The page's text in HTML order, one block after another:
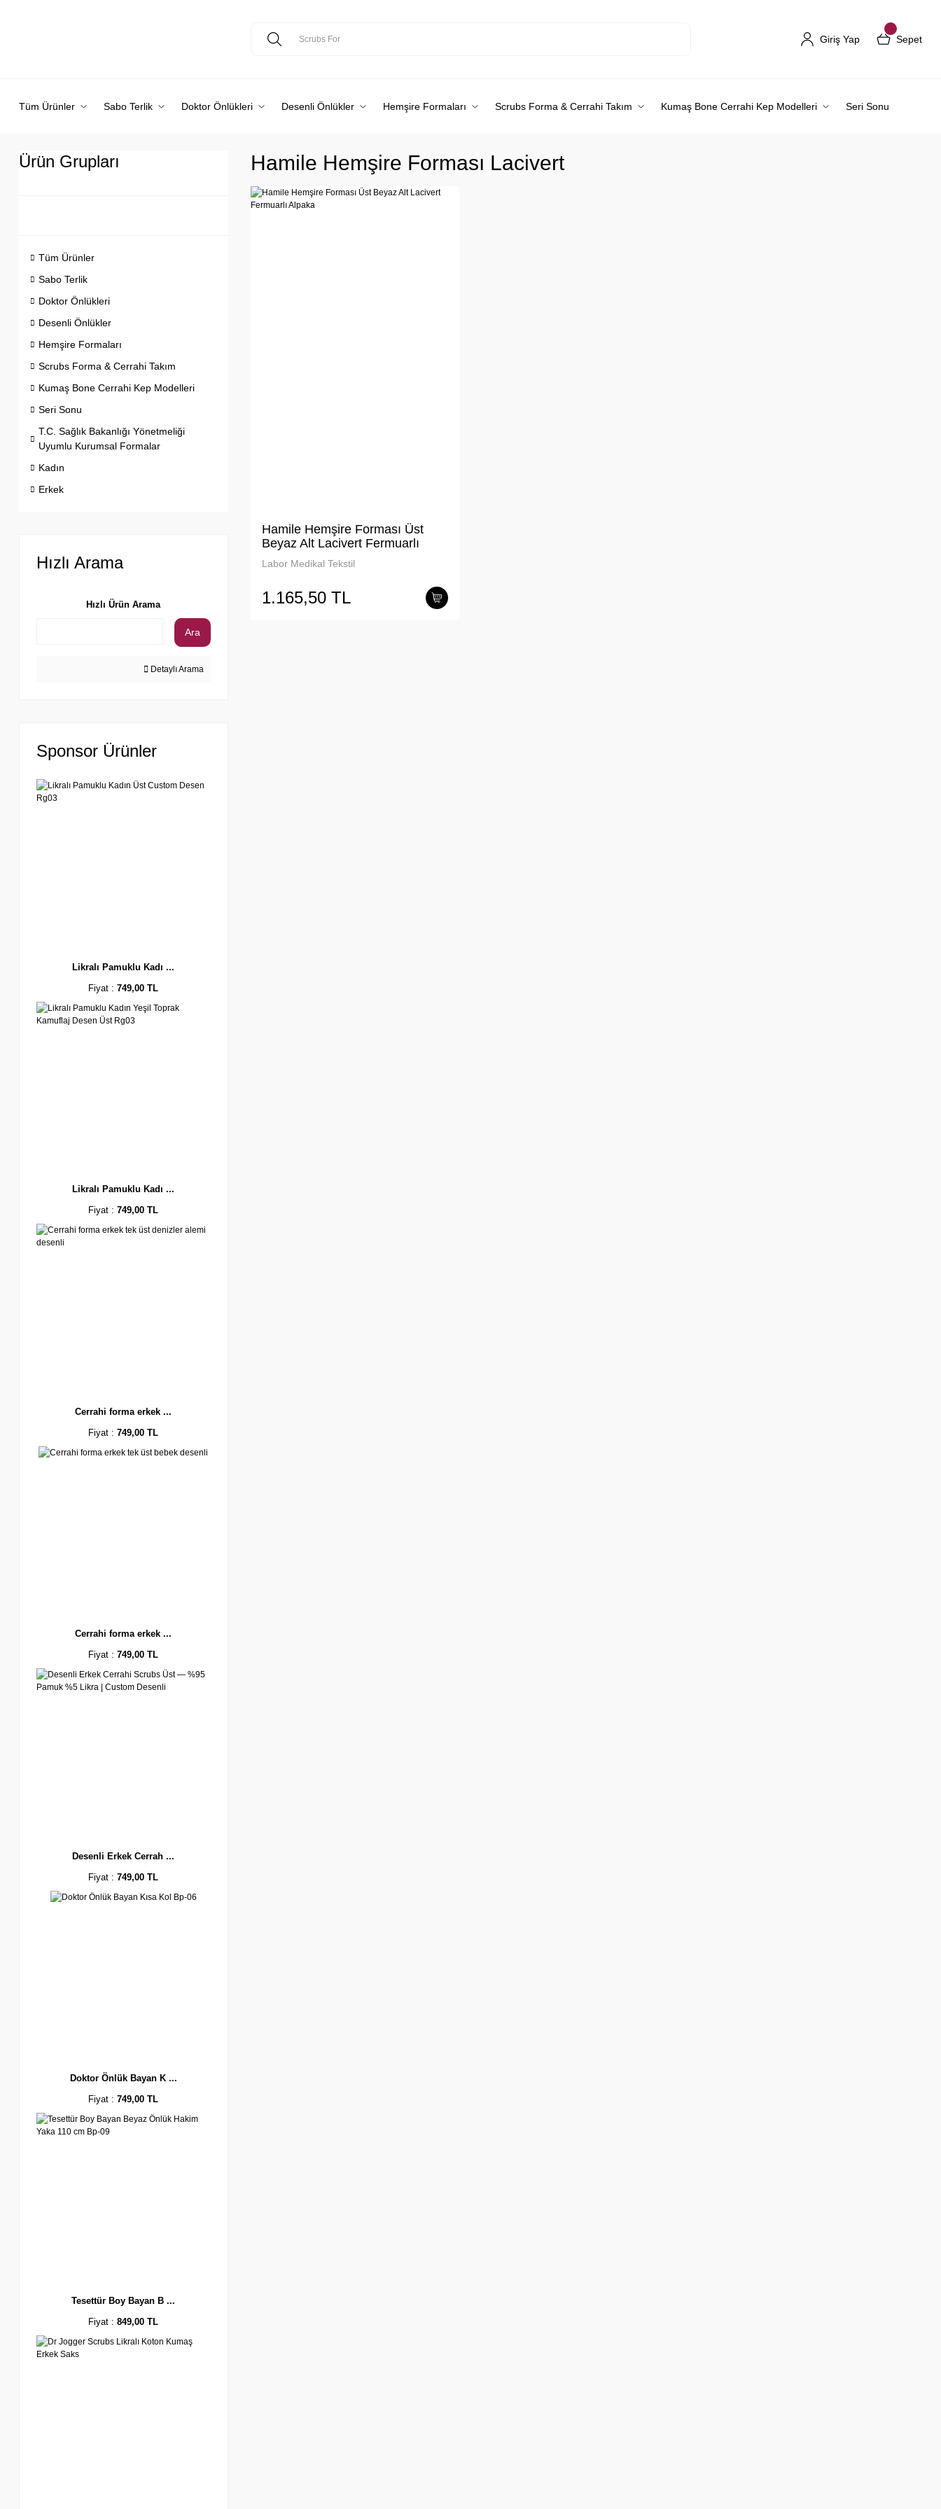
Giriş Yap Sepet
Tüm Ürünler Sabo Terlik Doktor Önlükleri Desenli Önlükler Hemşire Formaları Scrubs Forma & Cerrahi Takım Kumaş Bone Cerrahi Kep Modelleri Seri Sonu
Ürün Grupları
Tüm Ürünler
Sabo Terlik
Doktor Önlükleri
Desenli Önlükler
Hemşire Formaları
Scrubs Forma & Cerrahi Takım
Kumaş Bone Cerrahi Kep Modelleri
Seri Sonu
T.C. Sağlık Bakanlığı Yönetmeliği
Uyumlu Kurumsal Formalar
Kadın
Erkek
Hızlı Arama
Hızlı Ürün Arama
Ara
Detaylı Arama
Sponsor Ürünler
Likralı Pamuklu Kadı ...
Fiyat :749,00 TL
Likralı Pamuklu Kadı ...
Fiyat :749,00 TL
Cerrahi forma erkek ...
Fiyat :749,00 TL
Cerrahi forma erkek ...
Fiyat :749,00 TL
Desenli Erkek Cerrah ...
Fiyat :749,00 TL
Doktor Önlük Bayan K ...
Fiyat :749,00 TL
Tesettür Boy Bayan B ...
Fiyat :849,00 TL
Hamile Hemşire Forması Lacivert
Hamile Hemşire Forması Üst
Beyaz Alt Lacivert Fermuarlı
Alpaka
Labor Medikal Tekstil
1.165,50 TL